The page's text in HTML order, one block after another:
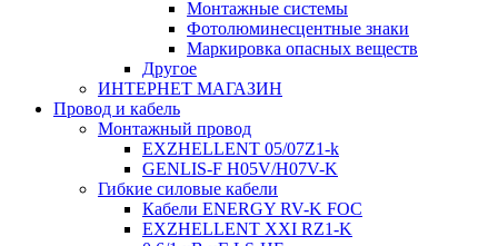
Монтажные системы
Фотолюминесцентные знаки
Маркировка опасных веществ
Другое
ИНТЕРНЕТ МАГАЗИН
Провод и кабель
Монтажный провод
EXZHELLENT 05/07Z1-k
GENLIS-F Н05V/H07V-K
Гибкие силовые кабели
Кабели ENERGY RV-K FOC
EXZHELLENT XXI RZ1-K